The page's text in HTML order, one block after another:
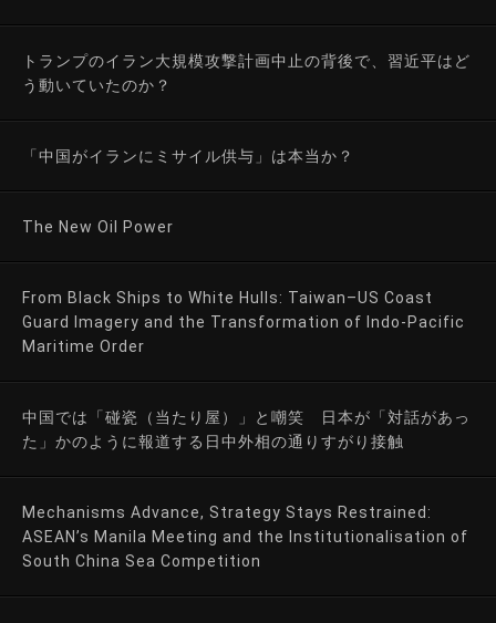
トランプのイラン大規模攻撃計画中止の背後で、習近平はど
う動いていたのか？
「中国がイランにミサイル供与」は本当か？
The New Oil Power
From Black Ships to White Hulls: Taiwan–US Coast
Guard Imagery and the Transformation of Indo-Pacific
Maritime Order
中国では「碰瓷（当たり屋）」と嘲笑 日本が「対話があっ
た」かのように報道する日中外相の通りすがり接触
Mechanisms Advance, Strategy Stays Restrained:
ASEAN’s Manila Meeting and the Institutionalisation of
South China Sea Competition